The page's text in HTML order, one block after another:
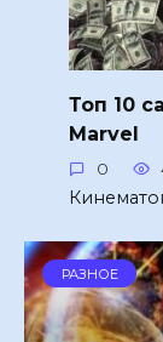
Топ 10
Marvel
0
РАЗНОЕ